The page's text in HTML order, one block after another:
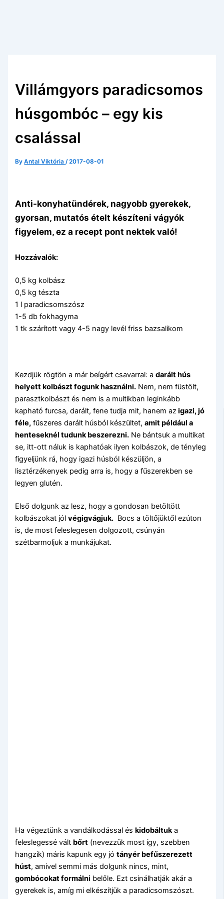
Villámgyors paradicsomos
húsgombóc – egy kis
csalással
ByAntal Viktória/2017-08-01
Anti-konyhatündérek, nagyobb gyerekek,
gyorsan, mutatós ételt készíteni vágyók
figyelem, ez a recept pont nektek való!
Hozzávalók:
0,5 kg kolbász
0,5 kg tészta
1 l paradicsomszósz
1-5 db fokhagyma
1 tk szárított vagy 4-5 nagy levél friss bazsalikom
Kezdjük rögtön a már beígért csavarral: adarált hús
helyett kolbászt fogunk használni. Nem, nem füstölt,
parasztkolbászt és nem is a multikban leginkább
kapható furcsa, darált, fene tudja mit, hanem azigazi, jó
féle, fűszeres darált húsból készültet,amit például a
henteseknél tudunk beszerezni. Ne bántsuk a multikat
se, itt-ott náluk is kaphatóak ilyen kolbászok, de tényleg
figyeljünk rá, hogy igazi húsból készüljön, a
lisztérzékenyek pedig arra is, hogy a fűszerekben se
legyen glutén.
Első dolgunk az lesz, hogy a gondosan betöltött
kolbászokat jólvégigvágjuk. Bocs a töltőjüktől ezúton
is, de most feleslegesen dolgozott, csúnyán
szétbarmoljuk a munkájukat.
Ha végeztünk a vandálkodással éskidobáltuk a
feleslegessé vált bőrt (nevezzük most így, szebben
hangzik) máris kapunk egy jótányér befűszerezett
húst, amivel semmi más dolgunk nincs, mint,
gombócokat formálni belőle. Ezt csinálhatják akár a
gyerekek is, amíg mi elkészítjük a paradicsomszószt.